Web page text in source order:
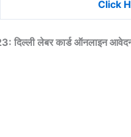
Click
लेबर कार्ड ऑनलाइन आवेदन,